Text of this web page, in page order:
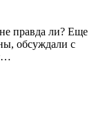
правда ли? Еще
обсуждали с